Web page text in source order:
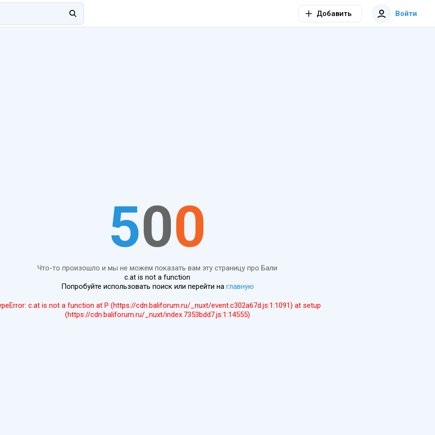
Добавить Войти
500
Что-то произошло и мы не можем показать вам эту страницу про Бали
c.at is not a function
Попробуйте использовать поиск или перейти на главную
c.at is not a function at P (https://cdn.baliforum.ru/_nuxt/event.c302a67d.js:1:1091) at setup
(https://cdn.baliforum.ru/_nuxt/index.7353bdd7.js:1:14555)